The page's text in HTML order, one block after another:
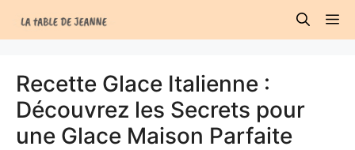
au
Recette Glace Italienne :
Découvrez les Secrets pour
une Glace Maison Parfaite